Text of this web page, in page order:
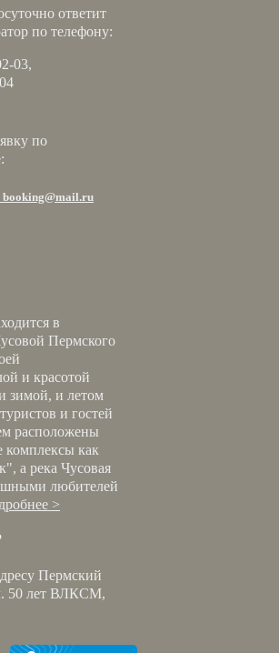
ответит
по телефону:
03,
по
в
Пермского
и красотой
зимой, и летом
и гостей
расположены
комплексы как
а река Чусовая
любителей
>
Пермский
50 лет ВЛКСМ,